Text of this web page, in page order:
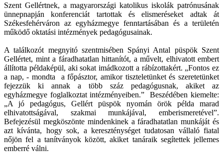
Szent Gellértnek, a magyarországi katolikus iskolák patrónusának
ünnepnapján konferenciát tartottak és elismeréseket adtak át
Székesfehérváron az egyházmegye fenntartásában és a területén
működő oktatási intézmények pedagógusainak.
A találkozót megnyitó szentmisében Spányi Antal püspök Szent
Gellértet, mint a fáradhatatlan hittanítót, a művelt, elhivatott embert
állította példaképül, aki sokat imádkozott a rábízottakért. „Fontos ez
a nap, - mondta a főpásztor, amikor tiszteletünket és szeretetünket
fejezzük ki annak a több száz pedagógusnak, akiket az
egyházmegye foglalkoztat intézményeiben.” Beszédében kiemelte:
„A jó pedagógus, Gellért püspök nyomán örök példa marad
elhivatottságával, szakmai munkájával, emberismeretével”.
Befejezésül megköszönte mindenkinek a fáradhatatlan munkáját és
azt kívánta, hogy sok, a kereszténységet tudatosan vállaló fiatal
nőjön fel a tanítványok között, akiket tanáraik segítettek jellemes
emberré válni.